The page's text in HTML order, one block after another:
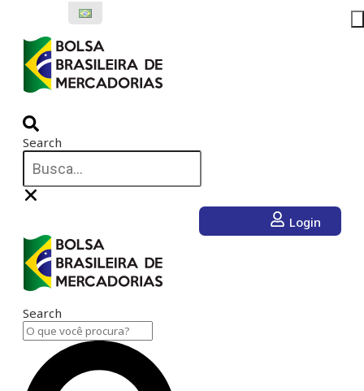
conteúdo
Search
Login
Search